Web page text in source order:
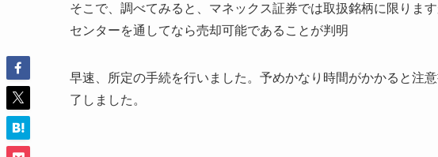
そこで、調べてみると、マネックス証券では取扱銘柄に限りま
センターを通してなら売却可能であることが判明
早速、所定の手続を行いました。予めかなり時間がかかると注
了しました。